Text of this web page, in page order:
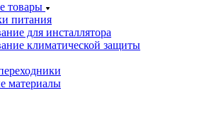
товары
питания
для инсталлятора
климатической защиты
материалы